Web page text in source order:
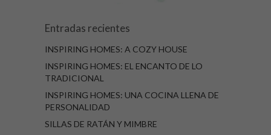
Entradas recientes
INSPIRING HOMES: A COZY HOUSE
INSPIRING HOMES: EL ENCANTO DE LO
TRADICIONAL
INSPIRING HOMES: UNA COCINA LLENA DE
PERSONALIDAD
SILLAS DE RATÁN Y MIMBRE